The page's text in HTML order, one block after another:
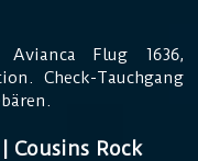
Flug 1636,
Check-Tauchgang
Cousins Rock